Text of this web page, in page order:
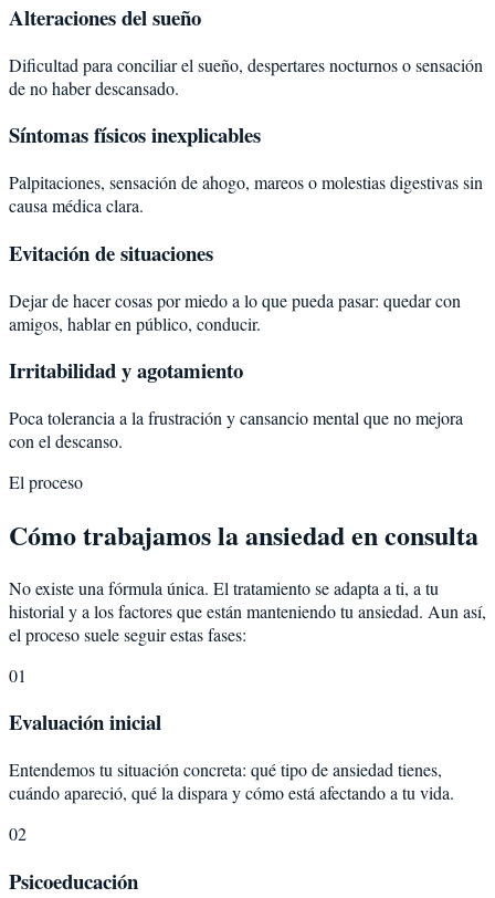
Alteraciones del sueño
Dificultad para conciliar el sueño, despertares nocturnos o sensación
de no haber descansado.
Síntomas físicos inexplicables
Palpitaciones, sensación de ahogo, mareos o molestias digestivas sin
causa médica clara.
Evitación de situaciones
Dejar de hacer cosas por miedo a lo que pueda pasar: quedar con
amigos, hablar en público, conducir.
Irritabilidad y agotamiento
Poca tolerancia a la frustración y cansancio mental que no mejora
con el descanso.
El proceso
Cómo trabajamos la ansiedad en consulta
No existe una fórmula única. El tratamiento se adapta a ti, a tu
historial y a los factores que están manteniendo tu ansiedad. Aun así,
el proceso suele seguir estas fases:
01
Evaluación inicial
Entendemos tu situación concreta: qué tipo de ansiedad tienes,
cuándo apareció, qué la dispara y cómo está afectando a tu vida.
02
Psicoeducación